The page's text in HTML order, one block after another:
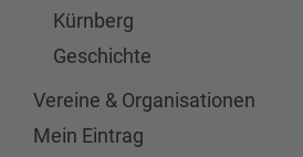
Kürnberg
Geschichte
Vereine & Organisationen
Mein Eintrag